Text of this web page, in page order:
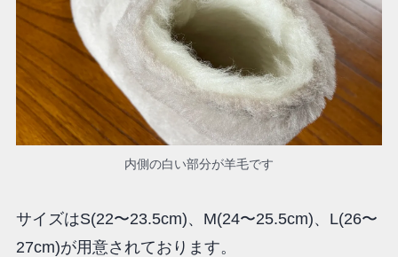
内側の白い部分が羊毛です
サイズはS(22〜23.5cm)、M(24〜25.5cm)、L(26〜
27cm)が用意されております。